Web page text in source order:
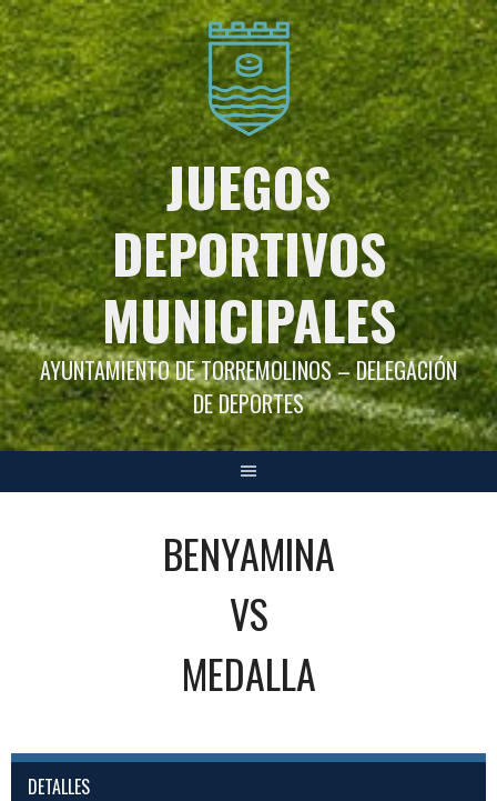
Saltar
al
contenido
JUEGOS
DEPORTIVOS
MUNICIPALES
AYUNTAMIENTO DE TORREMOLINOS – DELEGACIÓN
DE DEPORTES
BENYAMINA
VS
MEDALLA
DETALLES